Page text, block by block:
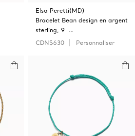
Elsa Peretti(MD)
Bracelet Bean design en argent
sterling, 9 …
CDN$630
Personnaliser